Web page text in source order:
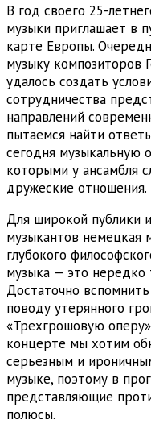
В год своего 25-
музыки приглашает в
карте Европы.
музыку композиторов
удалось создать
сотрудничества
направлений
пытаемся найти
сегодня музыкальную
которыми у ансамбля
дружеские отношения.
Для широкой публики
музыкантов немецкая
глубокого
музыка — это
Достаточно
поводу утерянного
«Трехгрошовую
концерте мы хотим
серьезным и
музыке, поэтому в
представляющие
полюсы.